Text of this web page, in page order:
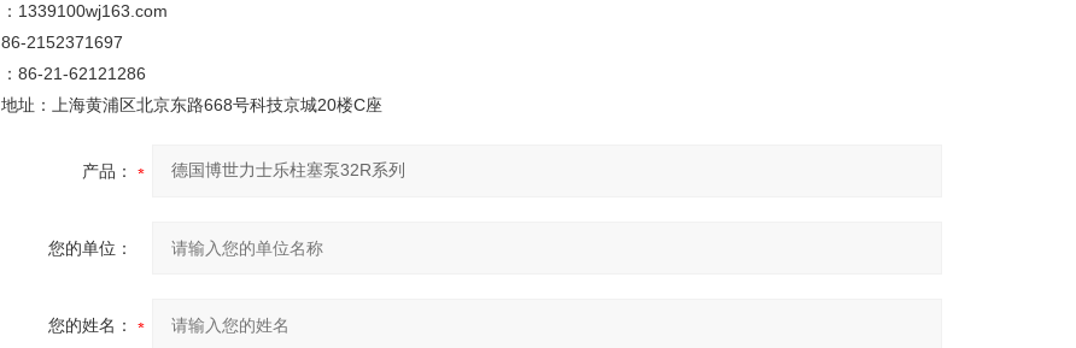
：1339100wj163.com
86-2152371697
：86-21-62121286
地址：上海黄浦区北京东路668号科技京城20楼C座
产品：
您的单位：
您的姓名：